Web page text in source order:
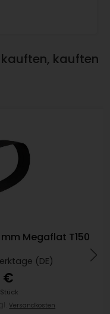
kauften
mm Megaflat T150
(DE)
€
Versandkosten